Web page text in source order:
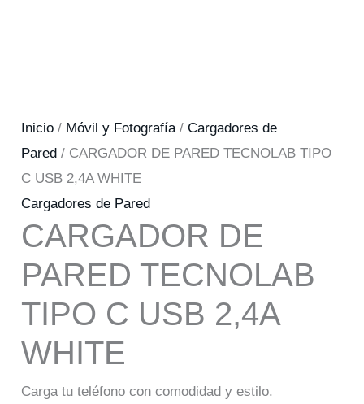
Inicio / Móvil y Fotografía/Cargadores de
Pared / CARGADOR DE PARED TECNOLAB TIPO
C USB 2,4A WHITE
Cargadores de Pared
CARGADOR DE
PARED TECNOLAB
TIPO C USB 2,4A
WHITE
Carga tu teléfono con comodidad y estilo.